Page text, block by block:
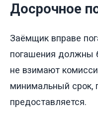
Досрочное
Заёмщик вправе
погашения должны
не взимают
минимальный срок,
предоставляется.